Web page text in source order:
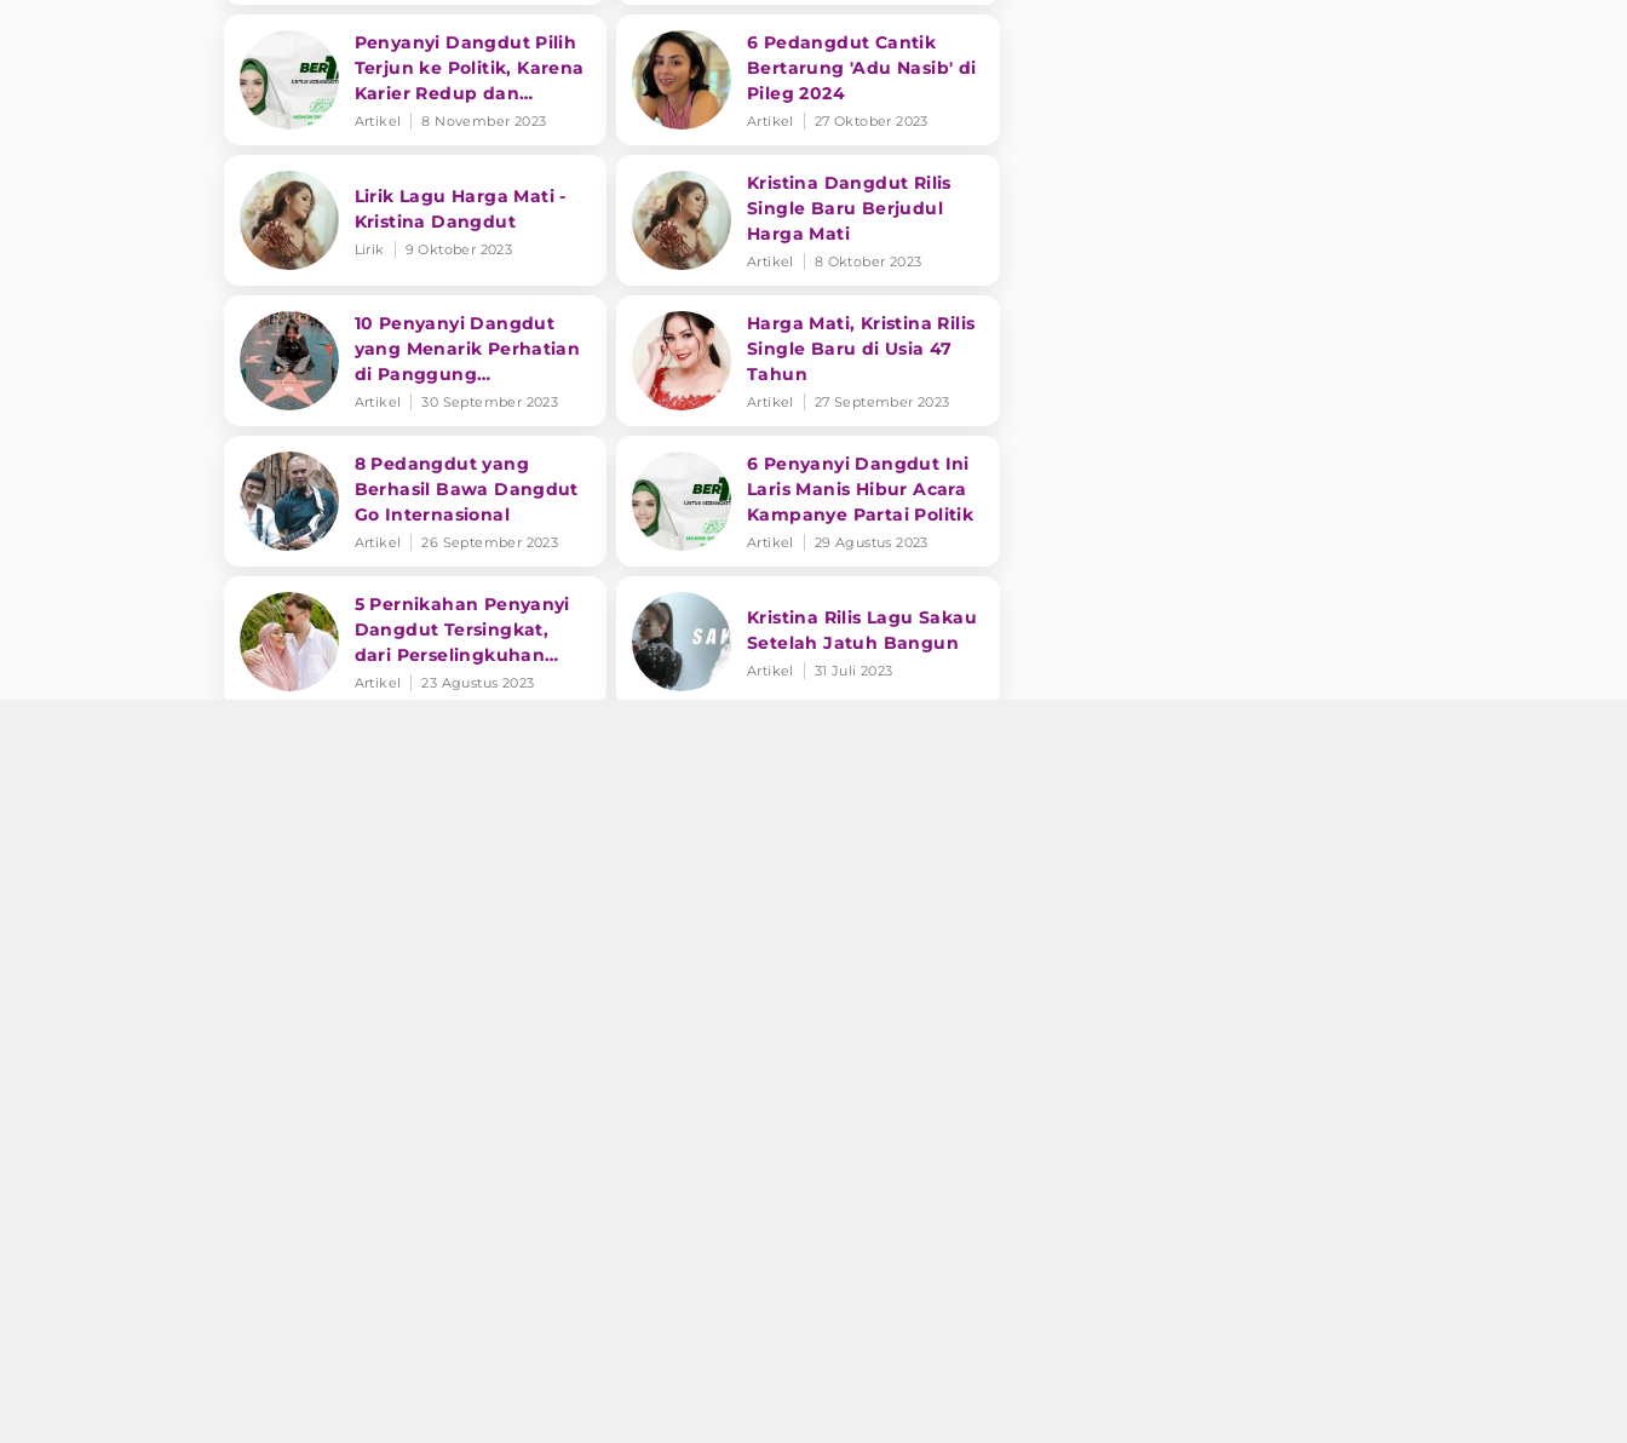
Penyanyi Dangdut Pilih
Terjun ke Politik, Karena
Karier Redup dan
Banyak Saingan?
Artikel 8 November 2023
6 Pedangdut Cantik
Bertarung 'Adu Nasib' di
Pileg 2024
Artikel 27 Oktober 2023
Lirik Lagu Harga Mati -
Kristina Dangdut
Lirik 9 Oktober 2023
Kristina Dangdut Rilis
Single Baru Berjudul
Harga Mati
Artikel 8 Oktober 2023
10 Penyanyi Dangdut
yang Menarik Perhatian
di Panggung
Internasional
Artikel 30 September 2023
Harga Mati, Kristina Rilis
Single Baru di Usia 47
Tahun
Artikel 27 September 2023
8 Pedangdut yang
Berhasil Bawa Dangdut
Go Internasional
Artikel 26 September 2023
6 Penyanyi Dangdut Ini
Laris Manis Hibur Acara
Kampanye Partai Politik
Artikel 29 Agustus 2023
5 Pernikahan Penyanyi
Dangdut Tersingkat,
dari Perselingkuhan
hingga KDRT
Artikel 23 Agustus 2023
Kristina Rilis Lagu Sakau
Setelah Jatuh Bangun
Artikel 31 Juli 2023